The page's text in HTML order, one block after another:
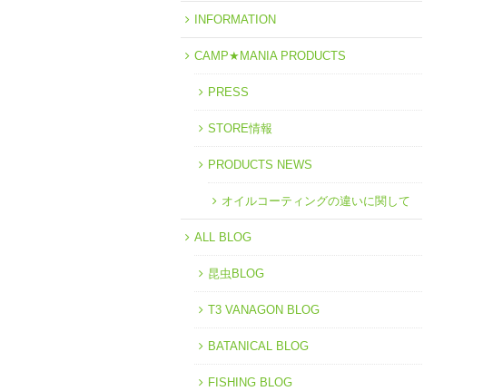
INFORMATION
CAMP★MANIA PRODUCTS
PRESS
STORE情報
PRODUCTS NEWS
オイルコーティングの違いに関して
ALL BLOG
昆虫BLOG
T3 VANAGON BLOG
BATANICAL BLOG
FISHING BLOG